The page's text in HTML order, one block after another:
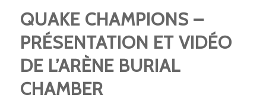
QUAKE CHAMPIONS –
PRÉSENTATION ET VIDÉO
DE L’ARÈNE BURIAL
CHAMBER